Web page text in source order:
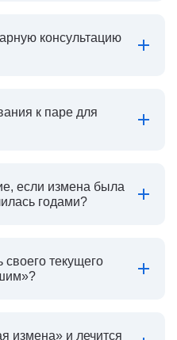
консультацию
к паре для
если измена была
годами?
своего текущего
измена» и лечится